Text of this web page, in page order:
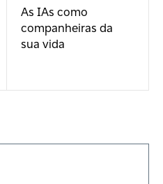
As IAs como
companheiras da
sua vida